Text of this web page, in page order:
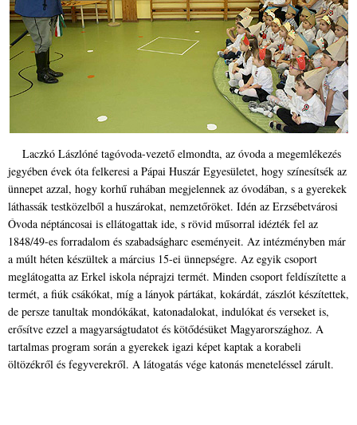
Laczkó Lászlóné tagóvoda-vezető elmondta, az óvoda a megemlékezés
jegyében évek óta felkeresi a Pápai Huszár Egyesületet, hogy színesítsék az
ünnepet azzal, hogy korhű ruhában megjelennek az óvodában, s a gyerekek
láthassák testközelből a huszárokat, nemzetőröket. Idén az Erzsébetvárosi
Óvoda néptáncosai is ellátogattak ide, s rövid műsorral idézték fel az
1848/49-es forradalom és szabadságharc eseményeit. Az intézményben már
a múlt héten készültek a március 15-ei ünnepségre. Az egyik csoport
meglátogatta az Erkel iskola néprajzi termét. Minden csoport feldíszítette a
termét, a fiúk csákókat, míg a lányok pártákat, kokárdát, zászlót készítettek,
de persze tanultak mondókákat, katonadalokat, indulókat és verseket is,
erősítve ezzel a magyarságtudatot és kötődésüket Magyarországhoz. A
tartalmas program során a gyerekek igazi képet kaptak a korabeli
öltözékről és fegyverekről. A látogatás vége katonás meneteléssel zárult.